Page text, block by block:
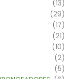
(13)
(29)
(17)
(21)
(10)
(2)
(5)